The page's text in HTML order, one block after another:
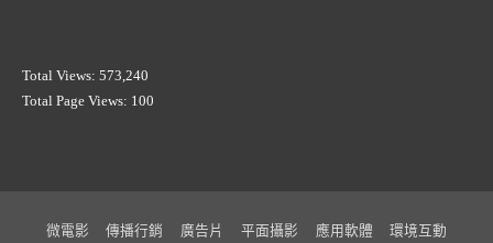
Total Views: 573,240
Total Page Views: 100
微電影 傳播行銷 廣告片 平面攝影 應用軟體 環境互動